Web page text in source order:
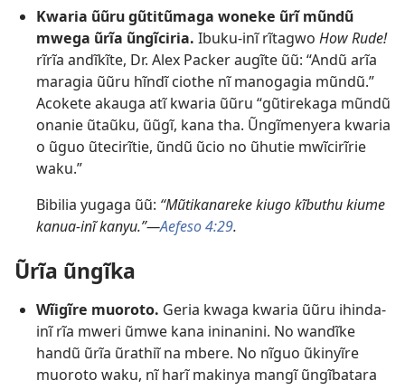
Kwaria ũũru gũtitũmaga woneke ũrĩ mũndũ
mwega ũrĩa ũngĩciria. Ibuku-inĩ rĩtagwo How Rude!
rĩrĩa andĩkĩte, Dr. Alex Packer augĩte ũũ: “Andũ arĩa
maragia ũũru hĩndĩ ciothe nĩ manogagia mũndũ.”
Acokete akauga atĩ kwaria ũũru “gũtirekaga mũndũ
onanie ũtaũku, ũũgĩ, kana tha. Ũngĩmenyera kwaria
o ũguo ũtecirĩtie, ũndũ ũcio no ũhutie mwĩcirĩrie
waku.”
Bibilia yugaga ũũ: “Mũtikanareke kiugo kĩbuthu kiume
kanua-inĩ kanyu.”​—Aefeso 4:29.
Ũrĩa ũngĩka
Wĩigĩre muoroto. Geria kwaga kwaria ũũru ihinda-
inĩ rĩa mweri ũmwe kana ininanini. No wandĩke
handũ ũrĩa ũrathiĩ na mbere. No nĩguo ũkinyĩre
muoroto waku, nĩ harĩ makinya mangĩ ũngĩbatara